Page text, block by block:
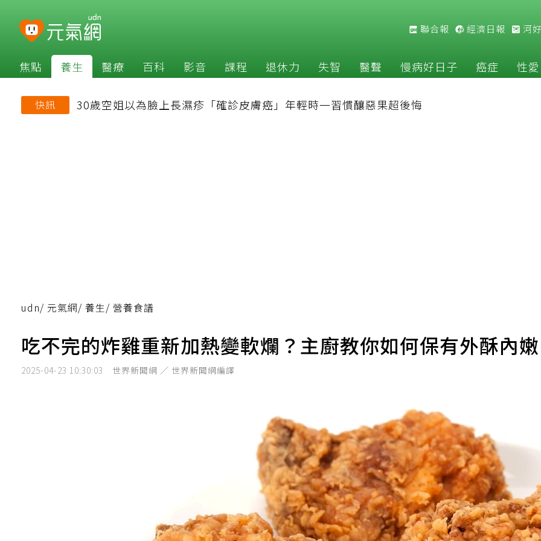
聯合報 經濟日報 河
焦點 養生 醫療 百科 影音 課程 退休力 失智 醫聲 慢病好日子 癌症 性愛
快訊 30歲空姐以為臉上長濕疹「確診皮膚癌」年輕時一習慣釀惡果超後悔
udn/ 元氣網/ 養生/ 營養食譜
吃不完的炸雞重新加熱變軟爛？主廚教你如何保有外酥內
2025-04-23 10:30:03 世界新聞網 ／ 世界新聞網編譯